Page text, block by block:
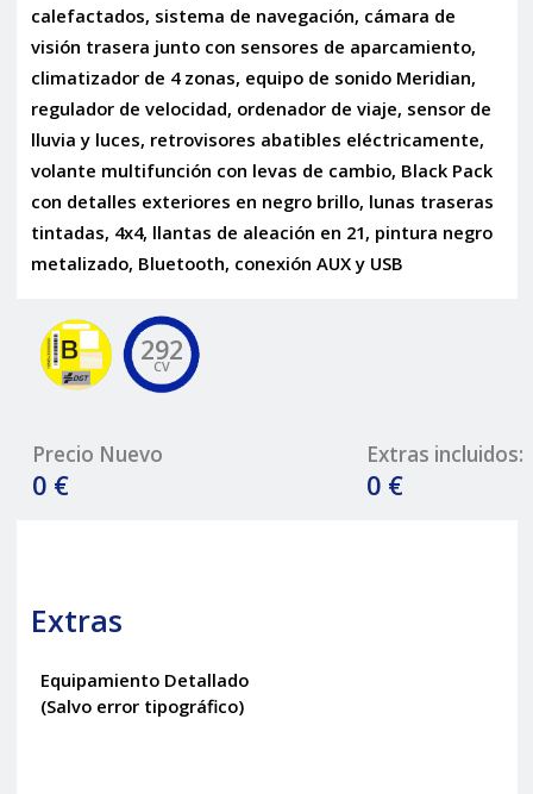
calefactados, sistema de navegación, cámara de
visión trasera junto con sensores de aparcamiento,
climatizador de 4 zonas, equipo de sonido Meridian,
regulador de velocidad, ordenador de viaje, sensor de
lluvia y luces, retrovisores abatibles eléctricamente,
volante multifunción con levas de cambio, Black Pack
con detalles exteriores en negro brillo, lunas traseras
tintadas, 4x4, llantas de aleación en 21, pintura negro
metalizado, Bluetooth, conexión AUX y USB
292
CV
Precio Nuevo
0 €
Extras incluidos:
0 €
Extras
Equipamiento Detallado
(Salvo error tipográfico)